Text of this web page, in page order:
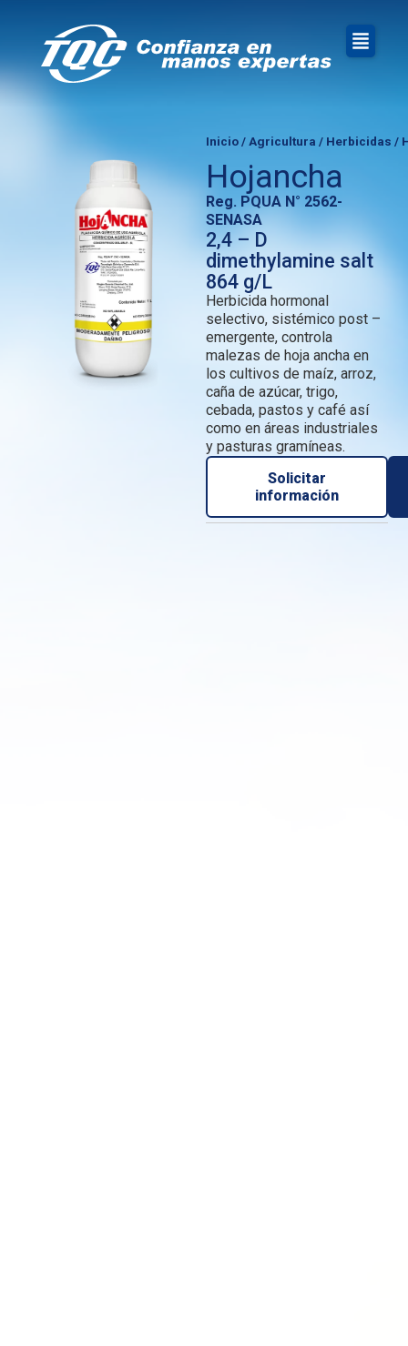
Inicio / Agricultura / Herbicidas /
Hojancha
Reg. PQUA N° 2562-
SENASA
2,4 – D
dimethylamine salt
864 g/L
Herbicida hormonal
selectivo, sistémico post –
emergente, controla
malezas de hoja ancha en
los cultivos de maíz, arroz,
caña de azúcar, trigo,
cebada, pastos y café así
como en áreas industriales
y pasturas gramíneas.
Solicitar
información